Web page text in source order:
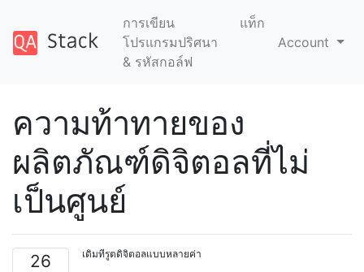
การเขียน
โปรแกรมปริศนา
& รหัสกอล์ฟ
แท็ก
Account
ความท้าทายของ
ผลิตภัณฑ์ดิจิตอลที่ไม่
เป็นศูนย์
26 เดิมทีรูตดิจิตอลแบบหลายค่า